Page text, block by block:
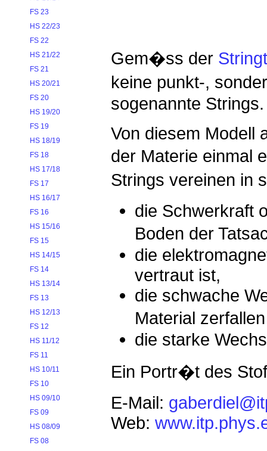
FS 23
HS 22/23
FS 22
HS 21/22
FS 21
HS 20/21
FS 20
HS 19/20
FS 19
HS 18/19
FS 18
HS 17/18
FS 17
HS 16/17
FS 16
HS 15/16
FS 15
HS 14/15
FS 14
HS 13/14
FS 13
HS 12/13
FS 12
HS 11/12
FS 11
HS 10/11
FS 10
HS 09/10
FS 09
HS 08/09
FS 08
Gem�ss der
keine punkt-,
sogenannte Strings.
Von diesem Modell
der Materie einmal
Strings vereinen in
die Schwerkraft
Boden der
die
vertraut ist,
die schwache
Material
die starke
Ein Portr�t des
E-Mail:
Web: